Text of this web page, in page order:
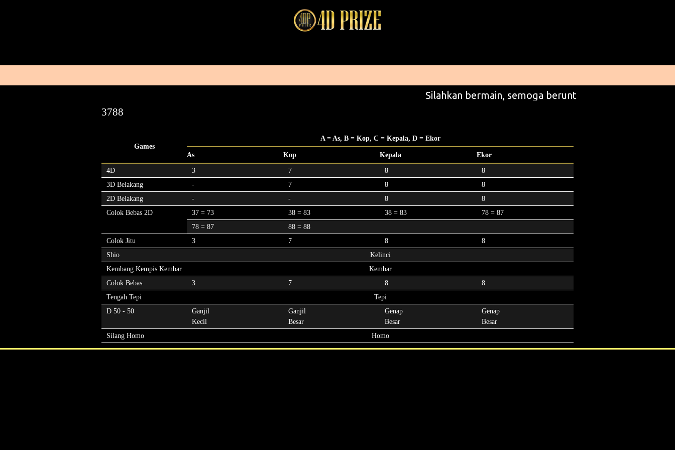
Silahkan bermain, semoga beruntung
3788
Games
A = As, B = Kop, C = Kepala, D = Ekor
As Kop Kepala Ekor
4D 3 7 8
8
3D Belakang
- 7 8
8
2D Belakang
- - 8
8
Colok Bebas 2D
37 = 73 38 = 83 38 = 83
78 = 87
78 = 87
88 = 88
Colok Jitu
3 7 8
8
Shio
Kelinci
Kembang Kempis Kembar
Kembar
Colok Bebas
3 7 8
8
Tengah Tepi
Tepi
D 50 - 50
Ganjil
Kecil
Ganjil
Besar
Genap
Besar
Genap
Besar
Silang Homo
Homo